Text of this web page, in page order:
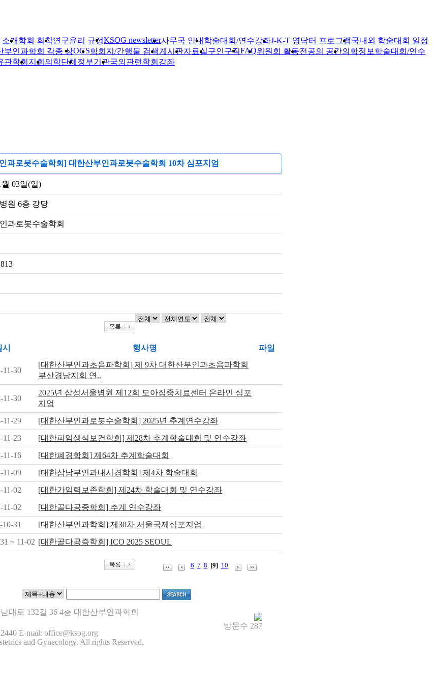
개 학회 회칙연구윤리 규정KSOG newsletter사무국 안내 학술대회/연수강좌J-K-T 영닥터 프로그램국내외 학술대회 일정
부인과학회 각종 상OGS학회지/간행물 검색게시판자료실구인구직FAQ위원회 활동전공의 공간의학정보
관학회 지회 의학단체 정부기관국외관련학회
학술대회/연수
강좌
과로봇수술학회] 대한산부인과로봇수술학회 10차 심포지엄
월 03일(일)
원 6층 강당
과로봇수술학회
행사명 파일
11-30
[대한산부인과초음파학회] 제 9차 대한산부인과초음파학회
부산경남지회 연..
11-30
2025년 삼성서울병원 제12회 모아집중치료센터 온라인 심포
지엄
11-29
[대한산부인과로봇수술학회] 2025년 추계연수강좌
11-23
[대한피임생식보건학회] 제28차 추계학술대회 및 연수강좌
11-16
[대한폐경학회] 제64차 추계학술대회
11-09
[대한삼남부인과내시경학회] 제4차 학술대회
11-02
[대한가임력보존학회] 제24차 학술대회 및 연수강좌
11-02
[대한골다공증학회] 추계 연수강좌
10-31
[대한산부인과학회] 제30차 서울국제심포지엄
~ 11-02 [대한골다공증학회] ICO 2025 SEOUL
6 7 8 [9] 10
대로 132길 36 4층 대한산부인과학회
E-mail: office@ksog.org
and Gynecology. All rights Reserved.
방문수 287